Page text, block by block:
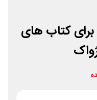
برای کتاب های